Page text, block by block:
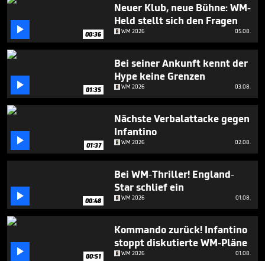
minute,
seconds
 00:36
Neuer Klub, neue Bühne: WM-
Held stellt sich den Fragen
WM 2026 05.08.
 01:35
Bei seiner Ankunft kennt der
Hype keine Grenzen
WM 2026 03.08.
 01:37
Nächste Verbalattacke gegen
Infantino
WM 2026 02.08.
 00:48
Bei WM-Thriller! England-
Star schlief ein
WM 2026 01.08.
 00:51
Kommando zurück! Infantino
stoppt diskutierte WM-Pläne
WM 2026 01.08.